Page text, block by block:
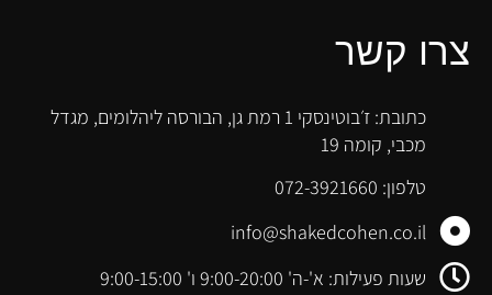
צרו קשר
כתובת: ז׳בוטינסקי 1 רמת גן, הבורסה ליהלומים, מגדל
מכבי, קומה 19
טלפון: 072-3921660
info@shakedcohen.co.il
שעות פעילות: א'-ה' 9:00-20:00 ו' 9:00-15:00